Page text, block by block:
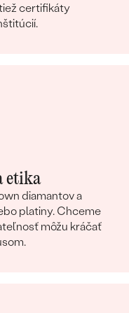
certifikáty
etika
diamantov a
platiny. Chceme
môžu kráčať